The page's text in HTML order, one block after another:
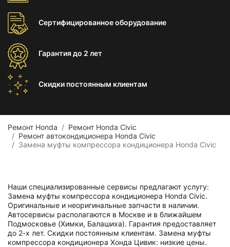
Сертифицированноеоборудование
Гарантиядо 2 лет
Скидки постоянным клиентам
Ремонт Honda
Ремонт Honda Civic
Ремонт автокондиционера Honda Civic
Замена муфты компрессора кондиционера Honda Civic
Наши специализированные сервисы предлагают услугу:
Замена муфты компрессора кондиционера Honda Civic.
Оригинальные и неоригинальные запчасти в наличии.
Автосервисы располагаются в Москве и в ближайшем
Подмосковье (Химки, Балашиха). Гарантия предоставляет
до 2-х лет. Скидки постоянным клиентам. Замена муфты
компрессора кондиционера Хонда Цивик: низкие цены.